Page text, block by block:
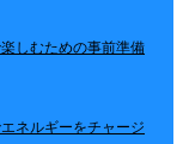
しむための事前準備
ネルギーをチャージ